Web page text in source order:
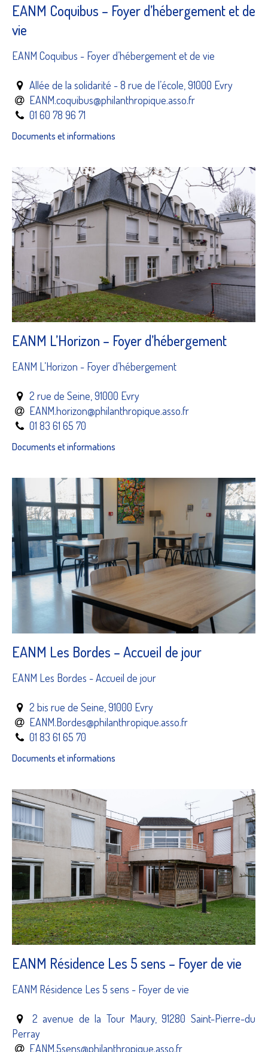
EANM Coquibus – Foyer d’hébergement et de
vie
EANM Coquibus - Foyer d’hébergement et de vie
Allée de la solidarité - 8 rue de l’école, 91000 Evry
EANM.coquibus@philanthropique.asso.fr
01 60 78 96 71
Documents et informations
EANM L’Horizon – Foyer d’hébergement
EANM L’Horizon - Foyer d’hébergement
2 rue de Seine, 91000 Evry
EANM.horizon@philanthropique.asso.fr
01 83 61 65 70
Documents et informations
EANM Les Bordes – Accueil de jour
EANM Les Bordes - Accueil de jour
2 bis rue de Seine, 91000 Evry
EANM.Bordes@philanthropique.asso.fr
01 83 61 65 70
Documents et informations
EANM Résidence Les 5 sens – Foyer de vie
EANM Résidence Les 5 sens - Foyer de vie
2 avenue de la Tour Maury, 91280 Saint-Pierre-du
Perray
EANM.5sens@philanthropique.asso.fr